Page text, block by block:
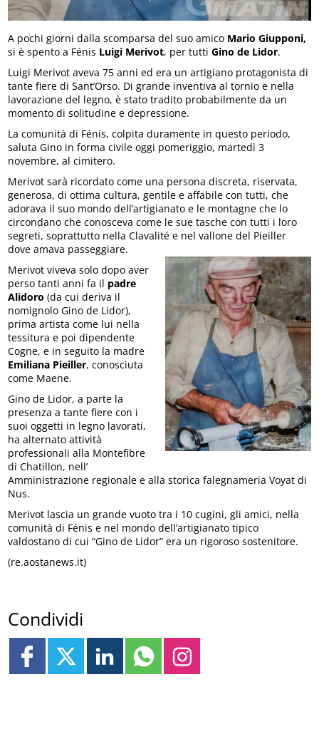
A pochi giorni dalla scomparsa del suo amico Mario Giupponi,
si è spento a Fénis Luigi Merivot, per tuttiGino de Lidor.
Luigi Merivot aveva 75 anni ed era un artigiano protagonista di
tante fiere di Sant’Orso. Di grande inventiva al tornio e nella
lavorazione del legno, è stato tradito probabilmente da un
momento di solitudine e depressione.
La comunità di Fénis, colpita duramente in questo periodo,
saluta Gino in forma civile oggi pomeriggio, martedì 3
novembre, al cimitero.
Merivot sarà ricordato come una persona discreta, riservata,
generosa, di ottima cultura, gentile e affabile con tutti, che
adorava il suo mondo dell’artigianato e le montagne che lo
circondano che conosceva come le sue tasche con tutti i loro
segreti, soprattutto nella Clavalité e nel vallone del Pieiller
dove amava passeggiare.
Merivot viveva solo dopo aver
perso tanti anni fa il padre
Alidoro (da cui deriva il
nomignolo Gino de Lidor),
prima artista come lui nella
tessitura e poi dipendente
Cogne, e in seguito la madre
Emiliana Pieiller, conosciuta
come Maene.
Gino de Lidor, a parte la
presenza a tante fiere con i
suoi oggetti in legno lavorati,
ha alternato attività
professionali alla Montefibre
di Chatillon, nell’
Amministrazione regionale e alla storica falegnameria Voyat di
Nus.
Merivot lascia un grande vuoto tra i 10 cugini, gli amici, nella
comunità di Fénis e nel mondo dell’artigianato tipico
valdostano di cui “Gino de Lidor” era un rigoroso sostenitore.
(re.aostanews.it)
Condividi